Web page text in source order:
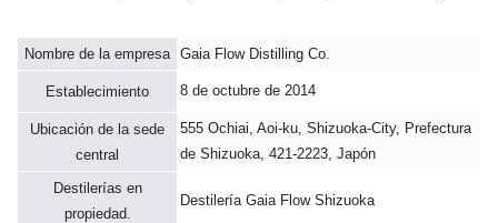
Nombre de la empresa Gaia Flow Distilling Co.
Establecimiento 8 de octubre de 2014
Ubicación de la sede
central
555 Ochiai, Aoi-ku, Shizuoka-City, Prefectura
de Shizuoka, 421-2223, Japón
Destilerías en
propiedad.
Destilería Gaia Flow Shizuoka